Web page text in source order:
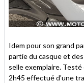
Idem pour son grand
partie du casque et
selle exemplaire.
2h45 effectué d'une